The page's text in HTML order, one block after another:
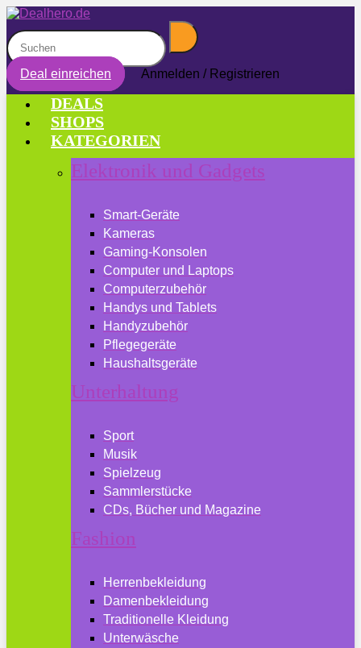
Deal einreichen Anmelden / Registrieren
DEALS
SHOPS
KATEGORIEN
Elektronik und Gadgets
Smart-Geräte
Kameras
Gaming-Konsolen
Computer und Laptops
Computerzubehör
Handys und Tablets
Handyzubehör
Pflegegeräte
Haushaltsgeräte
Unterhaltung
Sport
Musik
Spielzeug
Sammlerstücke
CDs, Bücher und Magazine
Fashion
Herrenbekleidung
Damenbekleidung
Traditionelle Kleidung
Unterwäsche